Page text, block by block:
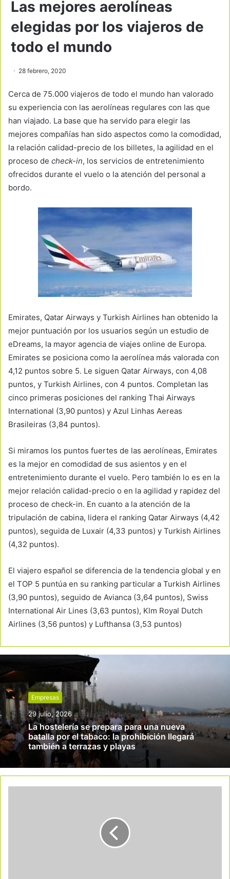
Las mejores aerolíneas
elegidas por los viajeros de
todo el mundo
28 febrero, 2020
Cerca de 75.000 viajeros de todo el mundo han valorado
su experiencia con las aerolíneas regulares con las que
han viajado. La base que ha servido para elegir las
mejores compañías han sido aspectos como la comodidad,
la relación calidad-precio de los billetes, la agilidad en el
proceso de check-in, los servicios de entretenimiento
ofrecidos durante el vuelo o la atención del personal a
bordo.
Emirates, Qatar Airways y Turkish Airlines han obtenido la
mejor puntuación por los usuarios según un estudio de
eDreams, la mayor agencia de viajes online de Europa.
Emirates se posiciona como la aerolínea más valorada con
4,12 puntos sobre 5. Le siguen Qatar Airways, con 4,08
puntos, y Turkish Airlines, con 4 puntos. Completan las
cinco primeras posiciones del ranking Thai Airways
International (3,90 puntos) y Azul Linhas Aereas
Brasileiras (3,84 puntos).
Si miramos los puntos fuertes de las aerolíneas, Emirates
es la mejor en comodidad de sus asientos y en el
entretenimiento durante el vuelo. Pero también lo es en la
mejor relación calidad-precio o en la agilidad y rapidez del
proceso de check-in. En cuanto a la atención de la
tripulación de cabina, lidera el ranking Qatar Airways (4,42
puntos), seguida de Luxair (4,33 puntos) y Turkish Airlines
(4,32 puntos).
El viajero español se diferencia de la tendencia global y en
el TOP 5 puntúa en su ranking particular a Turkish Airlines
(3,90 puntos), seguido de Avianca (3,64 puntos), Swiss
International Air Lines (3,63 puntos), Klm Royal Dutch
Airlines (3,56 puntos) y Lufthansa (3,53 puntos)
Empresas
29 julio, 2026
La hostelería se prepara para una nueva
batalla por el tabaco: la prohibición llegará
también a terrazas y playas